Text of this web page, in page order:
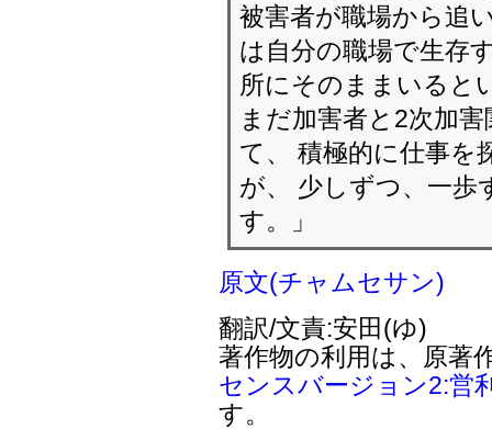
被害者が職場から追
は自分の職場で生存
所にそのままいると
まだ加害者と2次加
て、 積極的に仕事を
が、 少しずつ、一歩
す。」
原文(チャムセサン)
翻訳/文責:安田(ゆ)
著作物の利用は、原著
センスバージョン2:営
す。